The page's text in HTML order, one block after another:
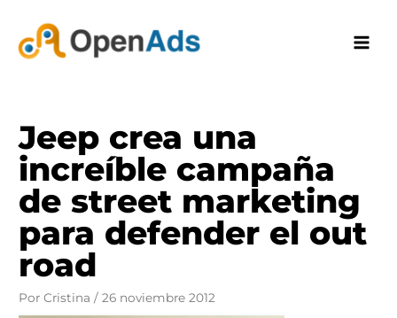
contenido
Jeep crea una
increíble campaña
de street marketing
para defender el out
road
PorCristina/26 noviembre 2012